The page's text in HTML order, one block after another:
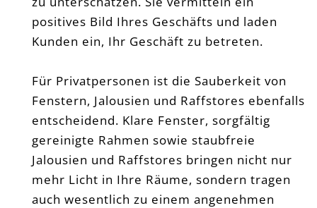
positives Bild Ihres Geschäfts und laden
Kunden ein, Ihr Geschäft zu betreten.
Für Privatpersonen ist die Sauberkeit von
Fenstern, Jalousien und Raffstores ebenfalls
entscheidend. Klare Fenster, sorgfältig
gereinigte Rahmen sowie staubfreie
Jalousien und Raffstores bringen nicht nur
mehr Licht in Ihre Räume, sondern tragen
auch wesentlich zu einem angenehmen